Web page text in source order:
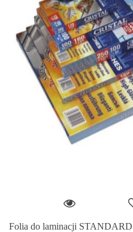
Folia do laminacji